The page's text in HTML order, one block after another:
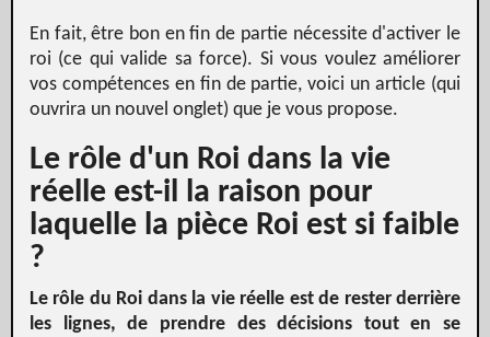
En fait, être bon en fin de partie nécessite d'activer le
roi (ce qui valide sa force). Si vous voulez améliorer
vos compétences en fin de partie, voici un article (qui
ouvrira un nouvel onglet) que je vous propose.
Le rôle d'un Roi dans la vie
réelle est-il la raison pour
laquelle la pièce Roi est si faible
?
Le rôle du Roi dans la vie réelle est de rester derrière
les lignes, de prendre des décisions tout en se